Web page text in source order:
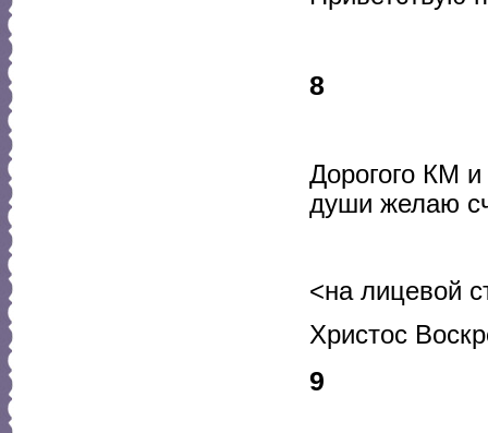
8
Дорогого КМ
души желаю
<на лицевой
Христос
9